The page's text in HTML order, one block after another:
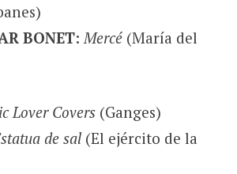
BONET: Mercé(María del
Lover Covers(Ganges)
de sal(El ejército de la